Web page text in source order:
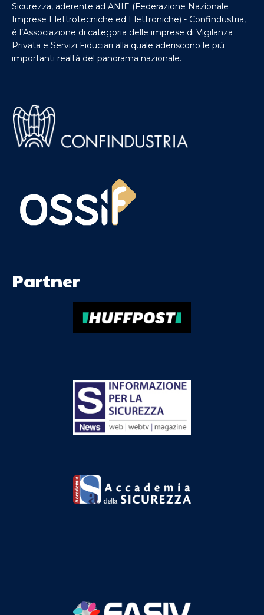
Sicurezza, aderente ad ANIE (Federazione Nazionale
Imprese Elettrotecniche ed Elettroniche) - Confindustria,
è l’Associazione di categoria delle imprese di Vigilanza
Privata e Servizi Fiduciari alla quale aderiscono le più
importanti realtà del panorama nazionale.
Partner